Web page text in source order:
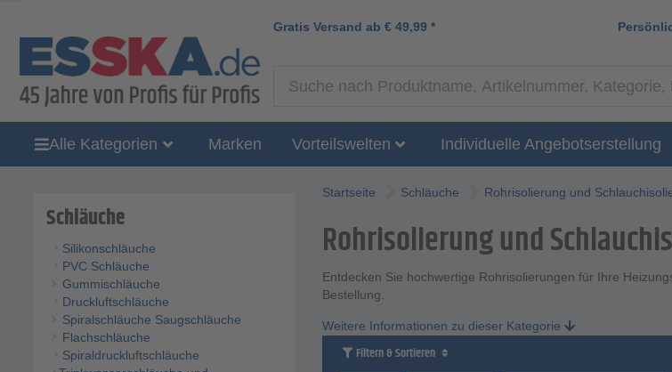
Gratis Versand ab € 49,99 *
Alle Kategorien Marken Vorteilswelten Individuelle Angebotserstellung
Schläuche
Silikonschläuche
PVC Schläuche
Gummischläuche
Druckluftschläuche
Spiralschläuche Saugschläuche
Flachschläuche
Spiraldruckluftschläuche
Startseite Schläuche Rohrisolierung und
Rohrisolierung und
Entdecken Sie hochwertige Rohrisolierungen für Ihre
Bestellung.
Weitere Informationen zu dieser Kategorie
Filtern & Sortieren